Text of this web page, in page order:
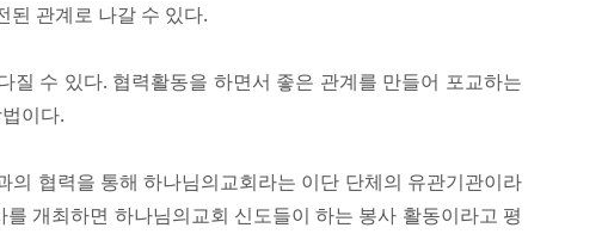
된 관계로 나갈 수 있다.
질 수 있다. 협력활동을 하면서 좋은 관계를 만들어 포교하는
이다.
의 협력을 통해 하나님의교회라는 이단 단체의 유관기관이라
개최하면 하나님의교회 신도들이 하는 봉사 활동이라고 평